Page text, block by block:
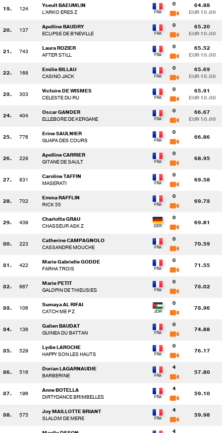
19. 124
Yseult BAEUMLIN
L'ARKO ERES Z
0 64.88
EUR 10.00
20. 137
Apolline BAUDRY
ECLIPSE DE B'NEVILLE
0 65.20
EUR 10.00
21. 743
Laura ROZIER
AFTER STILL
0 65.52
EUR 10.00
22. 168
Emilie BILLAU
CASINO JACK
0 65.69
EUR 10.00
23. 303
Victoire DE WISMES
CELESTE DU RU
0 65.91
EUR 10.00
24. 404
Oscar GANDER
ELLEBORE DE KERGANE
0 66.67
EUR 10.00
25. 776
Erine SAULNIER
GUAPA DES COURS
0
66.86
26. 228
Apolline CARRIER
GITANE DE SAULT
0
68.95
27. 831
Caroline TAFFIN
MASERATI
0
69.58
28. 702
Emma RAFFLIN
RICK 55
0
69.73
29. 439
Charlotta GRAU
CHASSEUR ASK Z
0
69.81
30. 223
Catherine CAMPAGNOLO
CASSANDRE MOUCHE
0
70.59
31. 422
Marie Gabrielle GODDE
FARHA TROIS
0
71.55
32. 667
Marie PETIT
GALOPIN DE THIEUSIES
0
73.02
33. 106
Sumaya AL RIFAI
CATCH ME P Z
0
73.96
34. 136
Galien BAUDAT
GUINEA DU BATTAN
0
74.88
35. 529
Lydie LAROCHE
HAPPY SON LES HAUTS
0
76.17
36. 516
Dorian LAGARNAUDIE
BARBERINE
4
57.80
37. 196
Anne BOTELLA
DIRTYDANCE BRIMBELLES
4
59.10
38. 575
Joy MAILLOTTE BRIANT
SLALOM DE MERE
4
59.98
4